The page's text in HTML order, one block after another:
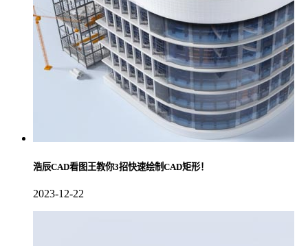
浩辰CAD看图王教你3招快速绘制CAD矩形！
2023-12-22